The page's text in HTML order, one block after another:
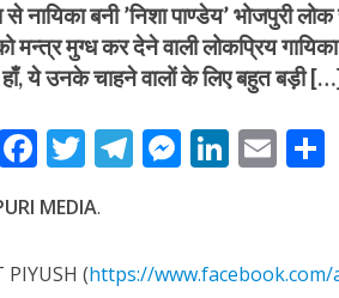
शिवानी सिंह का नया बोलबम गीत तोहरे के
से नायिका बनी ’निशा पाण्डेय’ भोजपुरी
मन्त्र मुग्ध कर देने वाली लोकप्रिय
ये उनके चाहने वालों के लिए बहुत बड़ी
W F
ac
e
b
T
w
itt
er
T
gr
M
e
Li
e
E
l
MEDIA.
PIYUSH (https://